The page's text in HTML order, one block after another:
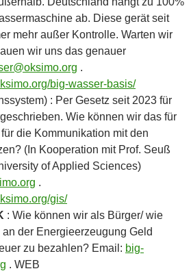
ab. Diese gerät seit
mehr außer Kontrolle. Warten wir
wir uns das genauer
.
big-wasser-basis/
: Per Gesetz seit 2023 für
Wie können wir das für
die Kommunikation mit den
(In Kooperation mit Prof. Seuß
of Applied Sciences)
.
gis/
: Wie können wir als Bürger/ wie
der Energieerzeugung Geld
zu bezahlen? Email: big-
. WEB